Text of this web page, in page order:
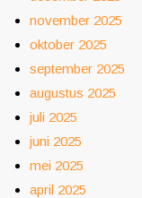
november 2025
oktober 2025
september 2025
augustus 2025
juli 2025
juni 2025
mei 2025
april 2025